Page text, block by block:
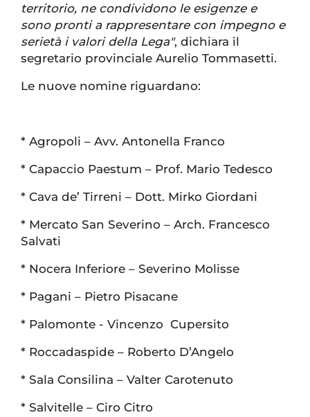
territorio, ne condividono le esigenze e
sono pronti a rappresentare con impegno e
serietà i valori della Lega", dichiara il
segretario provinciale Aurelio Tommasetti.
Le nuove nomine riguardano:
* Agropoli – Avv. Antonella Franco
* Capaccio Paestum – Prof. Mario Tedesco
* Cava de’ Tirreni – Dott. Mirko Giordani
* Mercato San Severino – Arch. Francesco
Salvati
* Nocera Inferiore – Severino Molisse
* Pagani – Pietro Pisacane
* Palomonte - Vincenzo Cupersito
* Roccadaspide – Roberto D’Angelo
* Sala Consilina – Valter Carotenuto
* Salvitelle – Ciro Citro